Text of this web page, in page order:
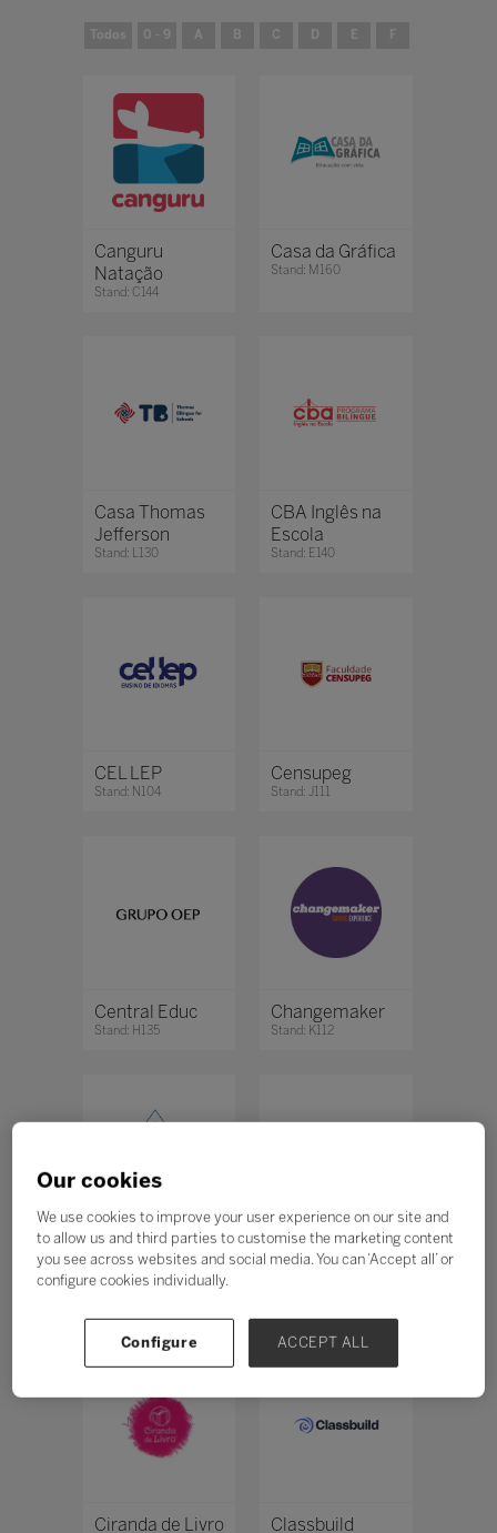
Todos 0 - 9 A B C E F
Canguru
Natação
Stand: C144
Casa da Gráfica
Stand: M160
Casa Thomas
Jefferson
Stand: L130
CBA Inglês na
Escola
Stand: E140
CEL LEP
Stand: N104
Censupeg
Stand: J111
Central Educ
Stand: H135
Changemaker
Stand: K112
Cidepe
Stand: F135
Ciranda
Ciranda de Livro Classbuild
Our cookies
We use cookies to improve your user experience on our site and
to allow us and third parties to customise the marketing content
you see across websites and social media. You can ‘Accept all’ or
configure cookies individually.
Configure ACCEPT ALL